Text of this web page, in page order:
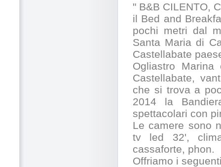
" B&B CILENTO,
il Bed and
pochi metri dal
Santa Maria di
Castellabate
Ogliastro
Castellabate,
che si trova a
2014 la
spettacolari con
Le camere sono
tv led 32',
cassaforte, phon.
Offriamo i